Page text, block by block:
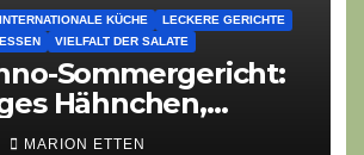
INTERNATIONALE KÜCHE
LECKERE GERICHTE
VIELFALT DER SALATE
Sommergericht:
Hähnchen,
Salat
MARION ETTEN